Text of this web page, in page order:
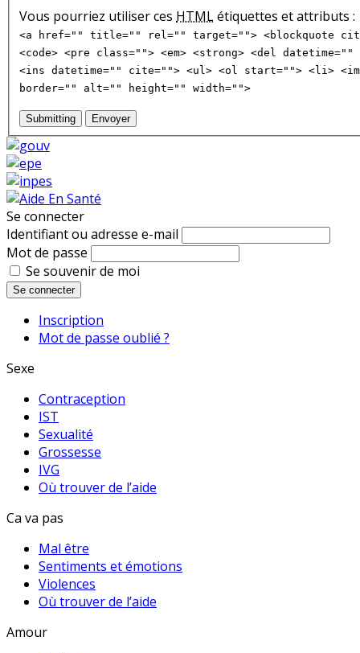
Vous pourriez utiliser ces HTMLétiquettes et attributs :
<a href="" title="" rel="" target=""> <blockquote
<code> <pre class=""> <em> <strong> <del
<ins datetime="" cite=""> <ul> <ol start=""> <li>
border="" alt="" height="" width="">
Submitting Envoyer
Se connecter
Identifiant ou adresse e-mail
Mot de passe
Se souvenir de moi
Se connecter
Inscription
Mot de passe oublié ?
Sexe
Contraception
IST
Sexualité
Grossesse
IVG
Où trouver de l’aide
Ca va pas
Mal être
Sentiments et émotions
Violences
Où trouver de l’aide
Amour